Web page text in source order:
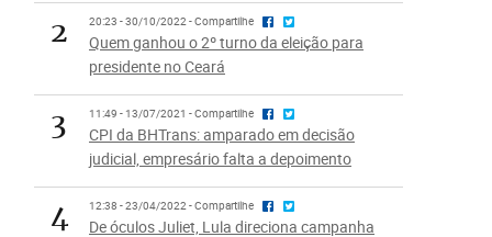
2 20:23 - 30/10/2022 - Compartilhe
Quem ganhou o 2º turno da eleição para
presidente no Ceará
3 11:49 - 13/07/2021 - Compartilhe
CPI da BHTrans: amparado em decisão
judicial, empresário falta a depoimento
4 12:38 - 23/04/2022 - Compartilhe
De óculos Juliet, Lula direciona campanha